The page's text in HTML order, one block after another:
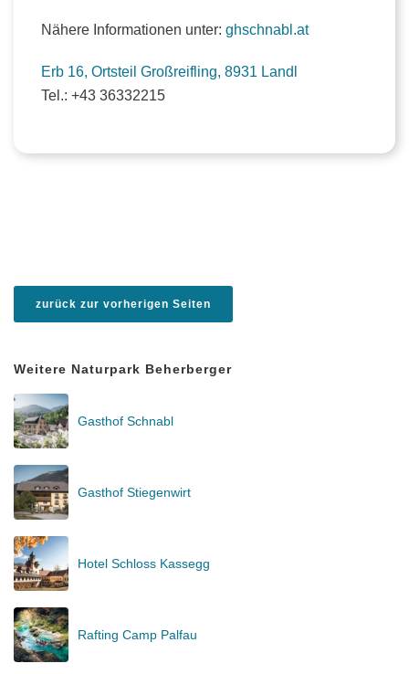
Nähere Informationen unter: ghschnabl.at
Erb 16, Ortsteil Großreifling, 8931 Landl
Tel.: +43 36332215
zurück zur vorherigen Seiten
Weitere Naturpark Beherberger
Gasthof Schnabl
Gasthof Stiegenwirt
Hotel Schloss Kassegg
Rafting Camp Palfau